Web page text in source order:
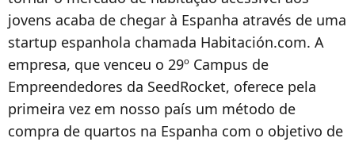
jovens acaba de chegar à Espanha através de uma
startup espanhola chamada Habitación.com. A
empresa, que venceu o 29º Campus de
Empreendedores da SeedRocket, oferece pela
primeira vez em nosso país um método de
compra de quartos na Espanha com o objetivo de